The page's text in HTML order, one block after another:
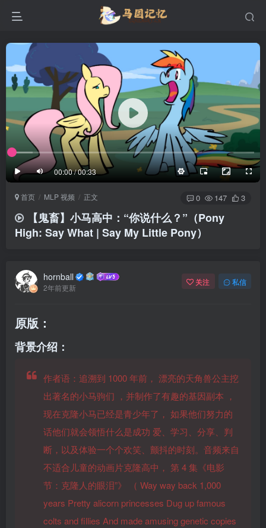
00:00 / 00:33
底部
防止弹幕重叠
同步视频速度
100%
1/4 半屏 3/4 满屏
25px
极慢 适中 极快
适中
滚动顶部底部
发送
首页 MLP 视频 正文 0 147 3
【鬼畜】小马高中：“你说什么？”（Pony
High: Say What | Say My Little Pony）
hornball
2年前更新
关注 私信
原版：
背景介绍：
作者语：追溯到 1000 年前， 漂亮的天角兽公主挖
出著名的小马驹们 ，并制作了有趣的基因副本 ，
现在克隆小马已经是青少年了， 如果他们努力的
话他们就会领悟什么是成功 爱、学习、分享、判
断，以及体验一个个欢笑、颤抖的时刻。音频来自
不适合儿童的动画片克隆高中， 第 4 集《电影
节：克隆人的眼泪”》
（ Way way back 1,000
years Pretty alicorn princesses Dug up famous
colts and fillies And made amusing genetic copies